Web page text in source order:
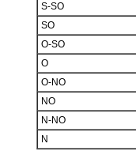
S-SO
SO
O-SO
O
O-NO
NO
N-NO
N